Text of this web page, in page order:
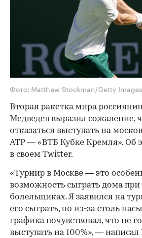
Фото: Matthew Stockman/Getty Images
Вторая ракетка мира
Медведев выразил сожаление,
отказаться выступать на
ATP — «ВТБ Кубке Кремля». Об
в своем Twitter.
«Турнир в Москве — это
возможность сыграть дома при
болельщиках. Я заявился на
его сыграть, но из-за столь
графика почувствовал, что не
выступать на 100%», — написал